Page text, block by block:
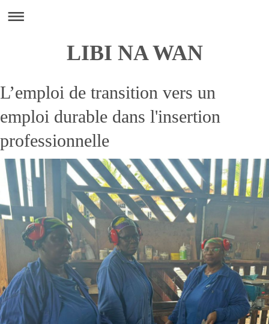
LIBI NA WAN
L’emploi de transition vers un
emploi durable dans l'insertion
professionnelle